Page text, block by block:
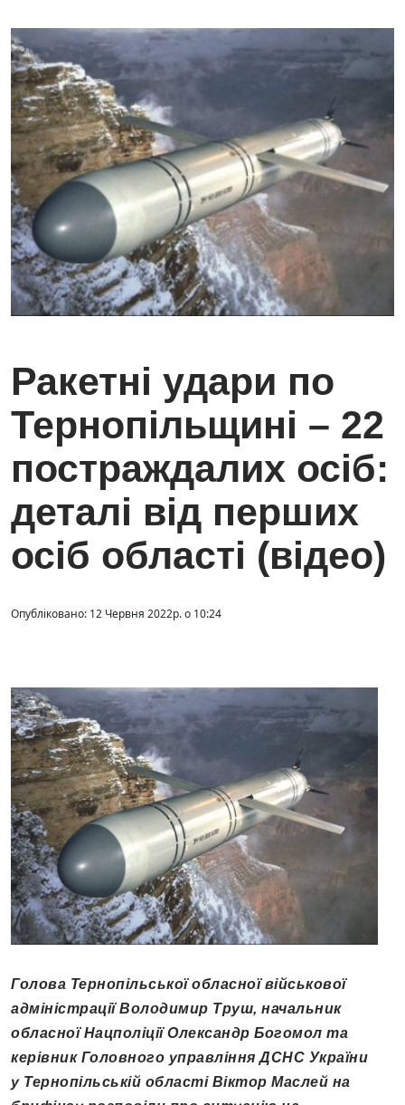
Ракетні удари по
Тернопільщині – 22
постраждалих осіб:
деталі від перших
осіб області (відео)
Опубліковано: 12 Червня 2022р. о 10:24
Голова Тернопільської обласної військової
адміністрації Володимир Труш, начальник
обласної Нацполіції Олександр Богомол та
керівник Головного управління ДСНС України
у Тернопільській області Віктор Маслей на